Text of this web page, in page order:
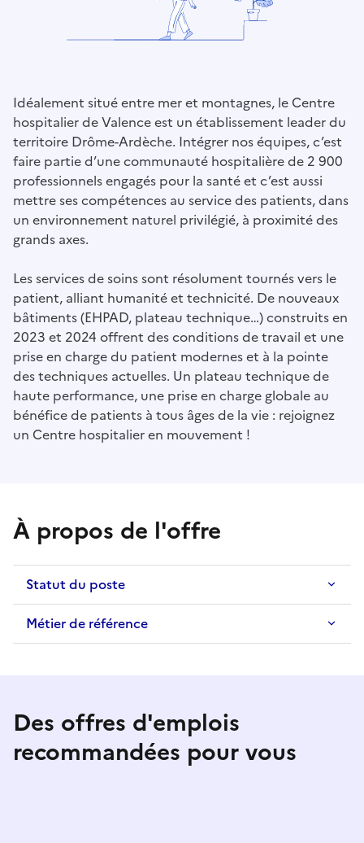
Idéalement situé entre mer et montagnes, le Centre
hospitalier de Valence est un établissement leader du
territoire Drôme-Ardèche. Intégrer nos équipes, c’est
faire partie d’une communauté hospitalière de 2 900
professionnels engagés pour la santé et c’est aussi
mettre ses compétences au service des patients, dans
un environnement naturel privilégié, à proximité des
grands axes.
Les services de soins sont résolument tournés vers le
patient, alliant humanité et technicité. De nouveaux
bâtiments (EHPAD, plateau technique…) construits en
2023 et 2024 offrent des conditions de travail et une
prise en charge du patient modernes et à la pointe
des techniques actuelles. Un plateau technique de
haute performance, une prise en charge globale au
bénéfice de patients à tous âges de la vie : rejoignez
un Centre hospitalier en mouvement !
À propos de l'offre
Statut du poste
Métier de référence
Des offres d'emplois
recommandées pour vous